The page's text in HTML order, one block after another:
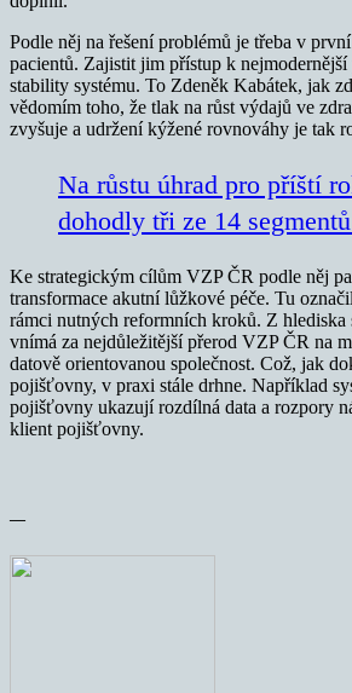
Podle něj na řešení problémů je třeba v
pacientů. Zajistit jim přístup k
stability systému. To Zdeněk Kabátek, jak
vědomím toho, že tlak na růst výdajů ve
zvyšuje a udržení kýžené rovnováhy je tak
Na růstu úhrad pro příští
dohodly tři ze 14
Ke strategickým cílům VZP ČR podle něj
transformace akutní lůžkové péče. Tu
rámci nutných reformních kroků. Z hlediska
vnímá za nejdůležitější přerod VZP ČR na
datově orientovanou společnost. Což, jak
pojišťovny, v praxi stále drhne. Například
pojišťovny ukazují rozdílná data a rozpory
klient pojišťovny.
—